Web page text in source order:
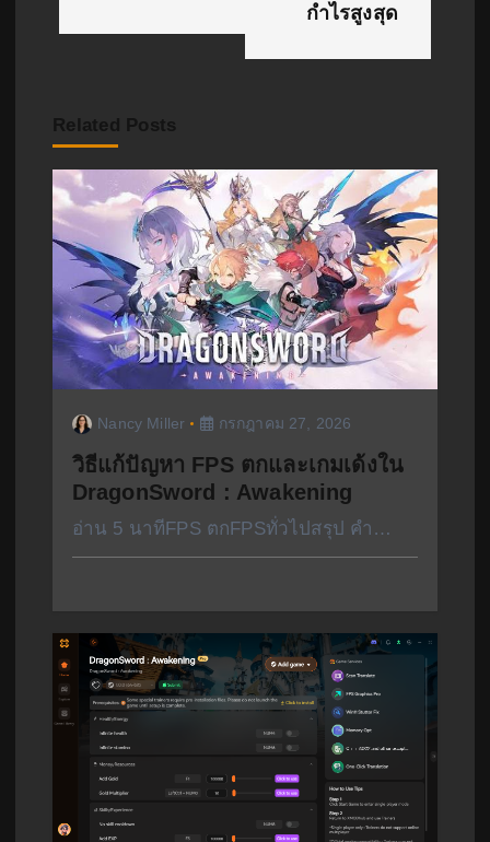
น
รื่
อ
ง
กำไรสูงสุด
Related Posts
Nancy Miller กรกฎาคม 27, 2026
วิธีแก้ปัญหา FPS ตกและเกมเด้งใน
DragonSword : Awakening
อ่าน 5 นาทีFPS ตกFPSทั่วไปสรุป คำ…